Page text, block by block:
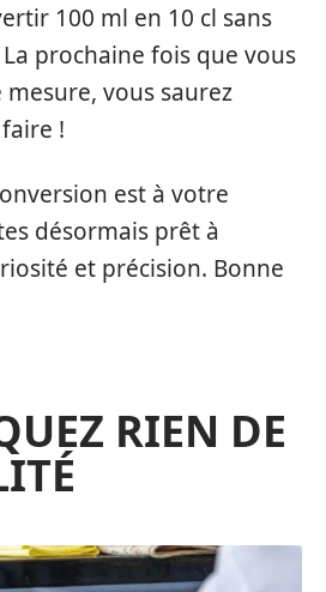
100 ml en 10 cl sans
prochaine fois que vous
vous saurez
!
est à votre
désormais prêt à
et précision. Bonne
RIEN DE